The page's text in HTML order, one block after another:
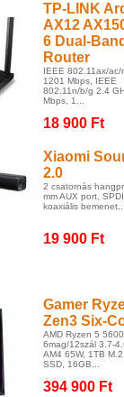
TP-LINK
AX12
6 Dual-
Router
IEEE 802.11ax/ac/
1201 Mbps, IEEE
802.11n/b/g 2.4
Mbps, 1...
18 900 Ft
Xiaomi
2.0
2 csatornás
mm AUX port,
koaxiális
19 900 Ft
Gamer
Zen3 Six-
AMD Ryzen 5
6mag/12szál 3.7-
AM4 65W, 1TB
SSD, 16GB...
394 900 Ft